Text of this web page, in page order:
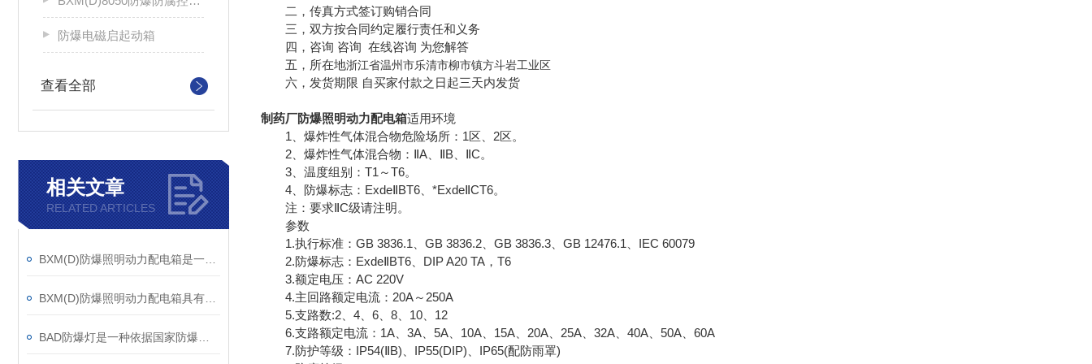
防爆电磁启起动箱
查看全部
相关文章
RELATED ARTICLES
二，传真方式签订购销合同
三，双方按合同约定履行责任和义务
四，咨询 咨询 在线咨询 为您解答
五，所在地浙江省温州市乐清市柳市镇方斗岩工业区
六，发货期限 自买家付款之日起三天内发货
制药厂防爆照明动力配电箱适用环境
1、爆炸性气体混合物危险场所：1区、2区。
2、爆炸性气体混合物：ⅡA、ⅡB、ⅡC。
3、温度组别：T1～T6。
4、防爆标志：ExdeⅡBT6、*ExdeⅡCT6。
注：要求ⅡC级请注明。
参数
1.执行标准：GB 3836.1、GB 3836.2、GB 3836.3、GB 12476.1、IEC 60079
2.防爆标志：ExdeⅡBT6、DIP A20 TA，T6
3.额定电压：AC 220V
4.主回路额定电流：20A～250A
5.支路数:2、4、6、8、10、12
6.支路额定电流：1A、3A、5A、10A、15A、20A、25A、32A、40A、50A、60A
7.防护等级：IP54(ⅡB)、IP55(DIP)、IP65(配防雨罩)